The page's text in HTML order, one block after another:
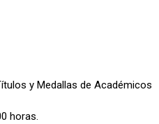
y Medallas de Académicos
horas.